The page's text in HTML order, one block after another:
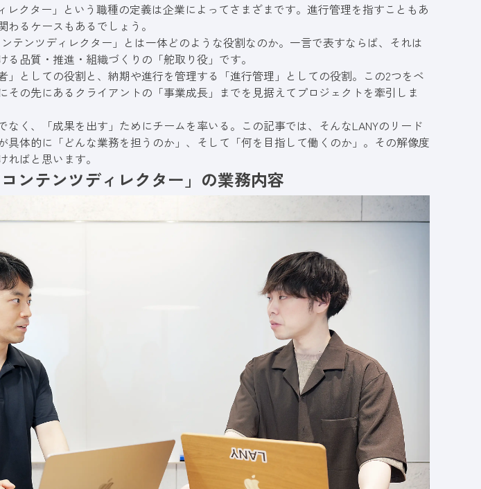
レクター」という職種の定義は企業によってさまざまです。進行管理を指すこともあ
るケースもあるでしょう。
テンツディレクター」とは一体どのような役割なのか。一言で表すならば、それは
る品質・推進・組織づくりの「舵取り役」です。
」としての役割と、納期や進行を管理する「進行管理」としての役割。この2つをベ
その先にあるクライアントの「事業成長」までを見据えてプロジェクトを牽引しま
なく、「成果を出す」ためにチームを率いる。この記事では、そんなLANYのリード
具体的に「どんな業務を担うのか」、そして「何を目指して働くのか」。その解像度
ばと思います。
ンテンツディレクター」の業務内容